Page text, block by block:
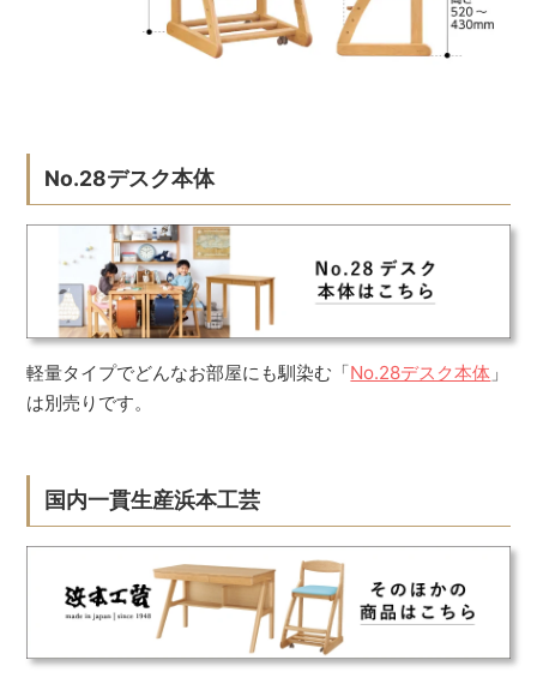
No.28デスク本体
軽量タイプでどんなお部屋にも馴染む「No.28デスク本体 」
は別売りです。
国内一貫生産浜本工芸